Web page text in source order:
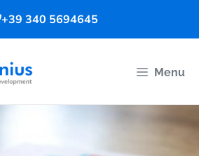
+39 340 5694645
Menu